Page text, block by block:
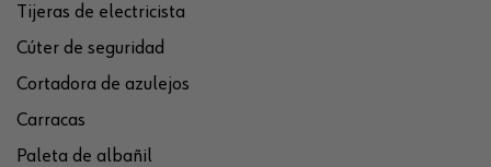
Tijeras de electricista
Cúter de seguridad
Cortadora de azulejos
Carracas
Paleta de albañil